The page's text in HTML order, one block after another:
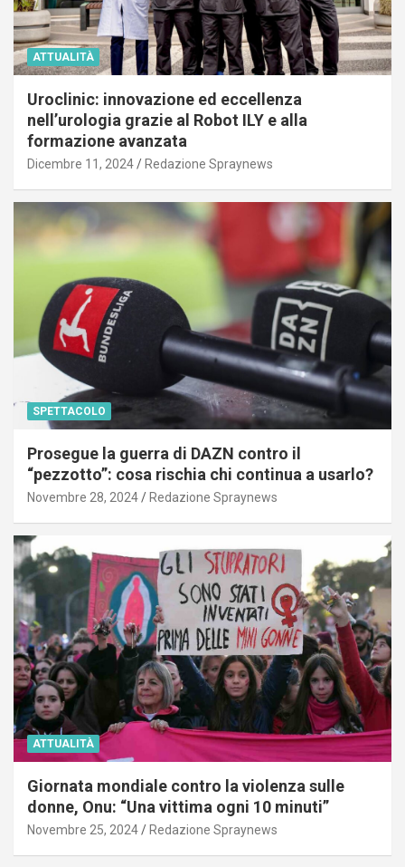
ATTUALITÀ
Uroclinic: innovazione ed eccellenza
nell’urologia grazie al Robot ILY e alla
formazione avanzata
Dicembre 11, 2024 Redazione Spraynews
SPETTACOLO
Prosegue la guerra di DAZN contro il
“pezzotto”: cosa rischia chi continua a usarlo?
Novembre 28, 2024 Redazione Spraynews
ATTUALITÀ
Giornata mondiale contro la violenza sulle
donne, Onu: “Una vittima ogni 10 minuti”
Novembre 25, 2024 Redazione Spraynews